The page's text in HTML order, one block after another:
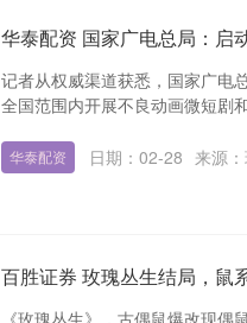
华泰配资 国家广电总局：启
记者从权威渠道获悉，国家广电
全国范围内开展不良动画微短剧
华泰配资 日期：02-28 来源
百胜证券 玫瑰丛生结局，鼠
《玫瑰丛生》，古偶鼠爆改现